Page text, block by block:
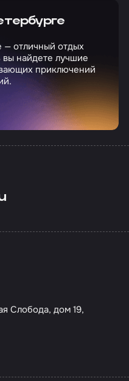
— отличный отдых
найдете лучшие
приключений
Слобода, дом 19,